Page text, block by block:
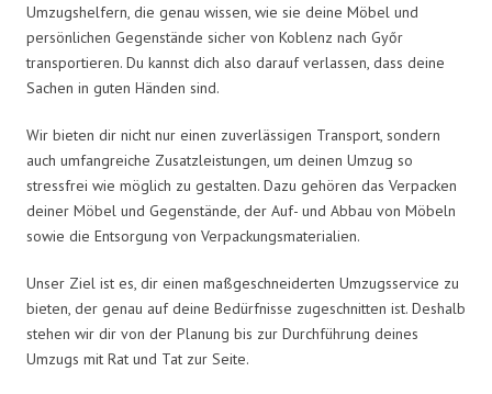
Umzugshelfern, die genau wissen, wie sie deine Möbel und
persönlichen Gegenstände sicher von Koblenz nach Győr
transportieren. Du kannst dich also darauf verlassen, dass deine
Sachen in guten Händen sind.
Wir bieten dir nicht nur einen zuverlässigen Transport, sondern
auch umfangreiche Zusatzleistungen, um deinen Umzug so
stressfrei wie möglich zu gestalten. Dazu gehören das Verpacken
deiner Möbel und Gegenstände, der Auf- und Abbau von Möbeln
sowie die Entsorgung von Verpackungsmaterialien.
Unser Ziel ist es, dir einen maßgeschneiderten Umzugsservice zu
bieten, der genau auf deine Bedürfnisse zugeschnitten ist. Deshalb
stehen wir dir von der Planung bis zur Durchführung deines
Umzugs mit Rat und Tat zur Seite.